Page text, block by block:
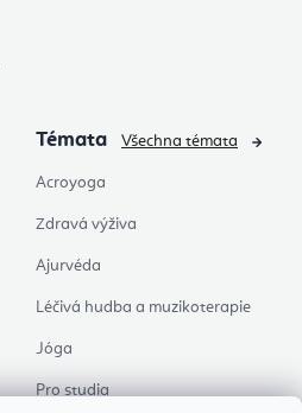
Témata
Acroyoga
Zdravá výživa
Ajurvéda
Léčivá hudba a muzikoterapie
Jóga
Pro studia
Všechna témata